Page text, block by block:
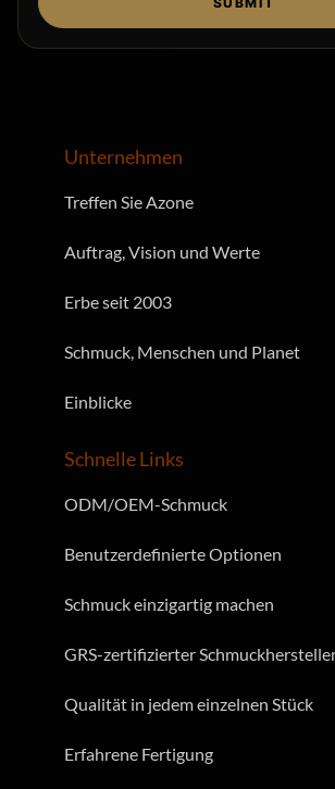
SUBMIT
Schnelle Links
ODM/OEM-Schmuck
Benutzerdefinierte Optionen
Schmuck einzigartig machen
GRS-zertifizierter Schmuckhersteller
Qualität in jedem einzelnen Stück
Erfahrene Fertigung
Unternehmen
Treffen Sie Azone
Auftrag, Vision und Werte
Erbe seit 2003
Schmuck, Menschen und Planet
Einblicke